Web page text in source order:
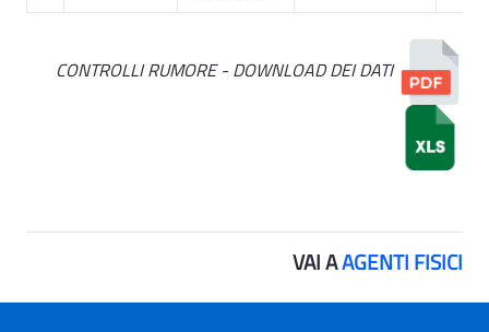
CONTROLLI RUMORE - DOWNLOAD DEI DATI
VAI AAGENTI FISICI